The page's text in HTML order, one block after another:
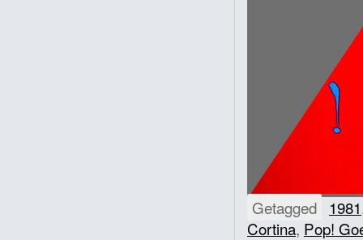
Getagged 1981
Cortina, Pop!